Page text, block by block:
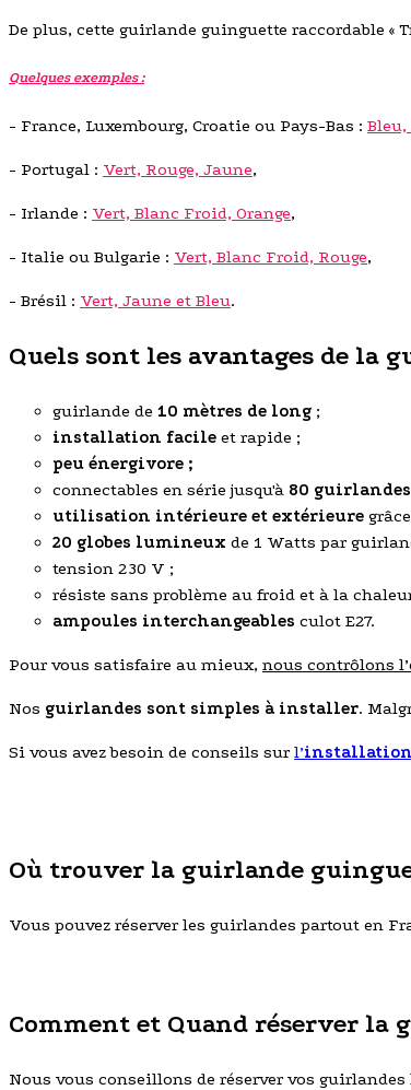
De plus, cette guirlande guinguette raccordable «
Quelques exemples :
- France, Luxembourg, Croatie ou Pays-Bas : Bleu,
- Portugal : Vert, Rouge, Jaune,
- Irlande : Vert, Blanc Froid, Orange,
- Italie ou Bulgarie : Vert, Blanc Froid, Rouge,
- Brésil : Vert, Jaune et Bleu.
Quels sont les avantages de la
guirlande de 10 mètres de long ;
installation facile et rapide ;
peu énergivore ;
connectables en série jusqu'à 80 guirlandes
utilisation intérieure et extérieure
20 globes lumineux de 1 Watts par
tension 230 V ;
résiste sans problème au froid et à la
ampoules interchangeables culot E27.
Pour vous satisfaire au mieux, nous contrôlons
Nos guirlandes sont simples à installer.
Si vous avez besoin de conseils surl’installation
Où trouver la guirlande
Vous pouvez réserver les guirlandes partout en
Comment et Quand réserver
Nous vous conseillons de réserver vos